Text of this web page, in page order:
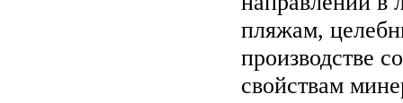
пляжам,
производстве
свойствам